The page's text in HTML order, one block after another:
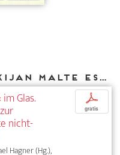
Weitere Texte von Kijan Malte Espahangizi bei DIAPHANES
Glas.
nicht-
Hagner (Hg.),
p
gratis